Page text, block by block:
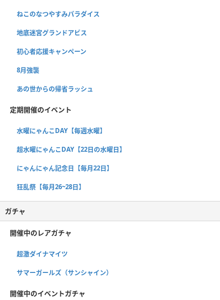
ねこのなつやすみパラダイス
地底迷宮グランドアビス
初心者応援キャンペーン
8月強襲
あの世からの帰省ラッシュ
定期開催のイベント
水曜にゃんこDAY【毎週水曜】
超水曜にゃんこDAY【22日の水曜日】
にゃんにゃん記念日【毎月22日】
狂乱祭【毎月26~28日】
ガチャ
開催中のレアガチャ
超激ダイナマイツ
サマーガールズ（サンシャイン）
開催中のイベントガチャ